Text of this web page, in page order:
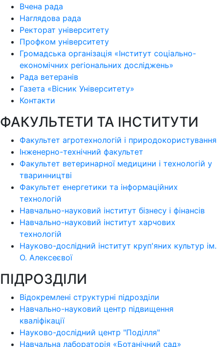
Вчена рада
Наглядова рада
Ректорат університету
Профком університету
Громадська організація «Інститут соціально-
економічних регіональних досліджень»
Рада ветеранів
Газета «Вісник Університету»
Контакти
ФАКУЛЬТЕТИ ТА ІНСТИТУТИ
Факультет агротехнологій і природокористування
Інженерно-технічний факультет
Факультет ветеринарної медицини і технологій у
тваринництві
Факультет енергетики та інформаційних
технологій
Навчально-науковий інститут бізнесу і фінансів
Навчально-науковий інститут харчових
технологій
Науково-дослідний інститут круп'яних культур ім.
О. Алексеєвої
ПІДРОЗДІЛИ
Відокремлені структурні підрозділи
Навчально-науковий центр підвищення
кваліфікації
Науково-дослідний центр "Поділля"
Навчальна лабораторія «Ботанічний сад»